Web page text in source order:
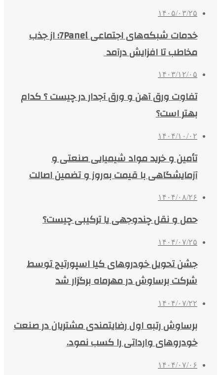
۱۴۰۵/۰۳/۲۵
خدمات شبکه‌های اجتماعی 7Panel؛ از جذب
مخاطب تا افزایش درآمد
۱۴۰۳/۱۲/۰۵
تفاوت ورق آهن و ورق آجدار در چیست ؟ کدام
بهتر است؟
۱۴۰۴/۱۰/۰۲
تأمین و خرید مواد شیمیایی صنعتی و
آزمایشگاهی با قیمت به‌روز و تضمین اصالت
۱۴۰۴/۰۸/۲۶
حمل و نقل چندوجهی یا ترکیبی چیست؟
۱۴۰۴/۰۷/۲۵
جشن تحویل خودروهای کیا اسپورتیج توسط
شرکت برساوش در مهرماه برگزار شد
۱۴۰۴/۰۷/۲۲
برساوش رتبه اول رضایتمندی مشتریان در صنعت
خودروهای وارداتی را کسب نمود.
۱۴۰۴/۰۷/۰۶